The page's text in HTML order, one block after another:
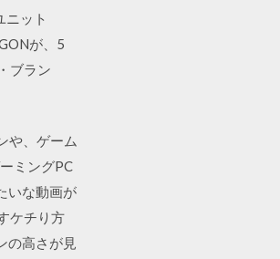
ニット
が、5
ブラン
や、ゲーム
ミングPC
いな動画が
ケチり方
の高さが見